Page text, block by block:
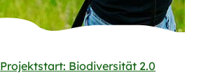
Projektstart: Biodiversität 2.0